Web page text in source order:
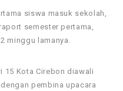
siswa masuk sekolah,
semester pertama,
minggu lamanya.
15 Kota Cirebon diawali
pembina upacara